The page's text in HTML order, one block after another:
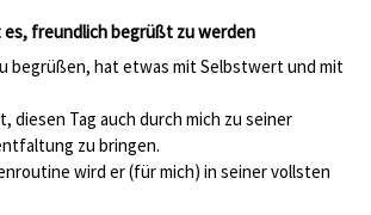
es, freundlich begrüßt zu werden
begrüßen, hat etwas mit Selbstwert und mit
diesen Tag auch durch mich zu seiner
zu bringen.
wird er (für mich) in seiner vollsten